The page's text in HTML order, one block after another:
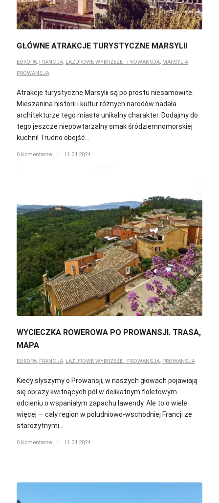
GŁÓWNE ATRAKCJE TURYSTYCZNE MARSYLII
EUROPA, FRANCJA, LAZUROWE WYBRZEŻE - PROWANSJA, MARSYLIA,
PROWANSJA
Atrakcje turystyczne Marsylii są po prostu niesamowite.
Mieszanina historii i kultur różnych narodów nadała
architekturze tego miasta unikalny charakter. Dodajmy do
tego jeszcze niepowtarzalny smak śródziemnomorskiej
kuchni! Trudno obejść…
0 Komentarze / 11.04.2024
WYCIECZKA ROWEROWA PO PROWANSJI. TRASA,
MAPA
EUROPA, FRANCJA, LAZUROWE WYBRZEŻE - PROWANSJA, PROWANSJA
Kiedy słyszymy o Prowansji, w naszych głowach pojawiają
się obrazy kwitnących pól w delikatnym fioletowym
odcieniu o wspaniałym zapachu lawendy. Ale to o wiele
więcej — cały region w południowo-wschodniej Francji ze
starożytnymi…
0 Komentarze / 11.04.2024